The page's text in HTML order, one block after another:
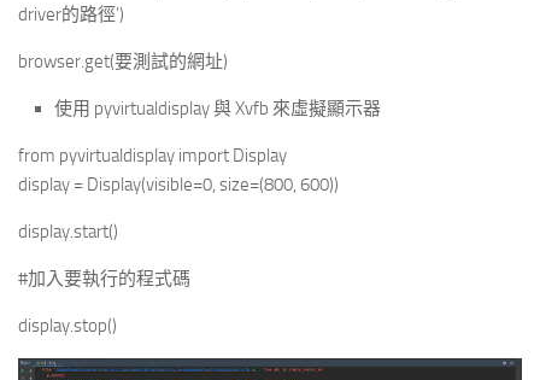
driver的路徑’)
browser.get(要測試的網址)
使用 pyvirtualdisplay 與 Xvfb 來虛擬顯示器
from pyvirtualdisplay import Display
display = Display(visible=0, size=(800, 600))
display.start()
#加入要執行的程式碼
display.stop()